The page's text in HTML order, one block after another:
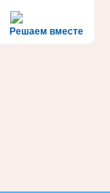
Решаем вместе